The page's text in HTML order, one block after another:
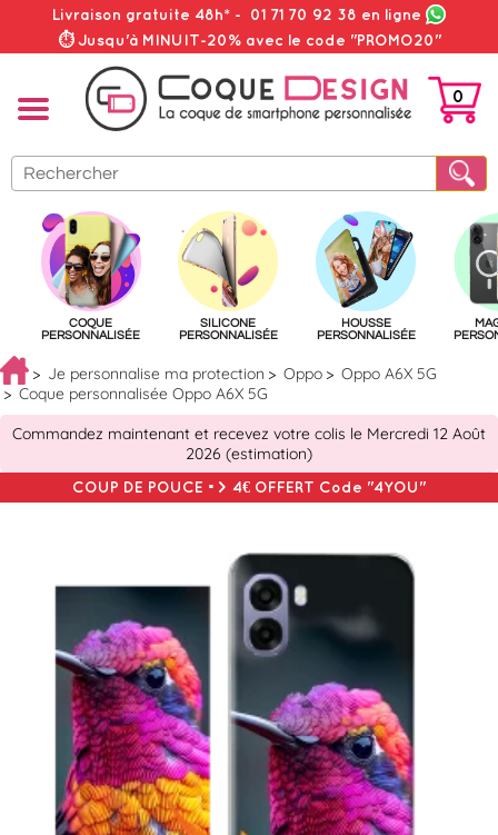
Livraison gratuite 48h* - 01 71 70 92 38 en ligne
⏱ Jusqu'à MINUIT-20% avec le code "PROMO20"
PANIER
0
COQUE
PERSONNALISÉE
SILICONE
PERSONNALISÉE
HOUSSE
PERSONNALISÉE
Je personnalise ma protection Oppo
Oppo A6X 5G
Coque personnalisée Oppo A6X 5G
Commandez maintenant et recevez votre colis le Mercredi 12 Août
2026 (estimation)
COUP DE POUCE => 4€ OFFERT Code "4YOU"